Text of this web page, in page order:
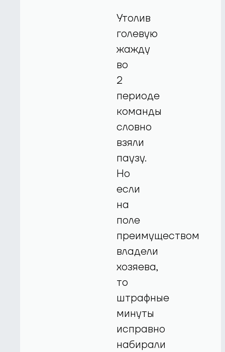
Утолив
голевую
жажду
во
2
периоде
команды
словно
взяли
паузу.
Но
если
на
поле
преимуществом
владели
хозяева,
то
штрафные
минуты
исправно
набирали